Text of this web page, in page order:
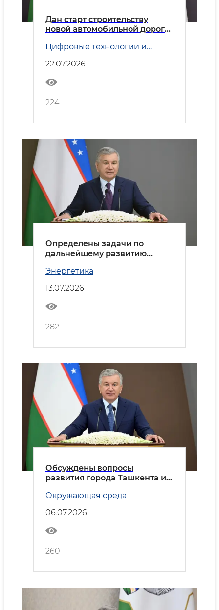
Дан старт строительству
новой автомобильной дороги
Цифровые технологии и
22.07.2026
224
Определены задачи по
дальнейшему развитию
Энергетика
13.07.2026
282
Обсуждены вопросы
развития города Ташкента и
также создания безопасной
среды в махаллях
Окружающая среда
06.07.2026
260